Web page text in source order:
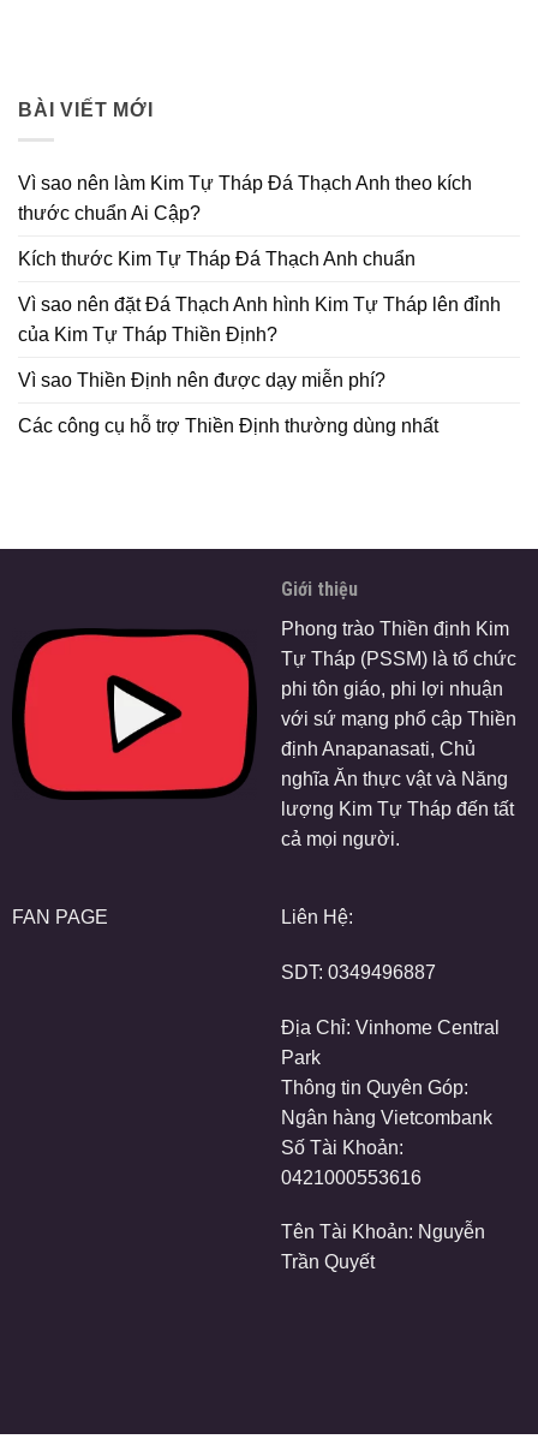
BÀI VIẾT MỚI
Vì sao nên làm Kim Tự Tháp Đá Thạch Anh theo kích
thước chuẩn Ai Cập?
Kích thước Kim Tự Tháp Đá Thạch Anh chuẩn
Vì sao nên đặt Đá Thạch Anh hình Kim Tự Tháp lên đỉnh
của Kim Tự Tháp Thiền Định?
Vì sao Thiền Định nên được dạy miễn phí?
Các công cụ hỗ trợ Thiền Định thường dùng nhất
Giới thiệu
Phong trào Thiền định Kim
Tự Tháp (PSSM) là tổ chức
phi tôn giáo, phi lợi nhuận
với sứ mạng phổ cập Thiền
định Anapanasati, Chủ
nghĩa Ăn thực vật và Năng
lượng Kim Tự Tháp đến tất
cả mọi người.
FAN PAGE Liên Hệ:
SDT: 0349496887
Địa Chỉ: Vinhome Central
Park
Thông tin Quyên Góp:
Ngân hàng Vietcombank
Số Tài Khoản:
0421000553616
Tên Tài Khoản: Nguyễn
Trần Quyết